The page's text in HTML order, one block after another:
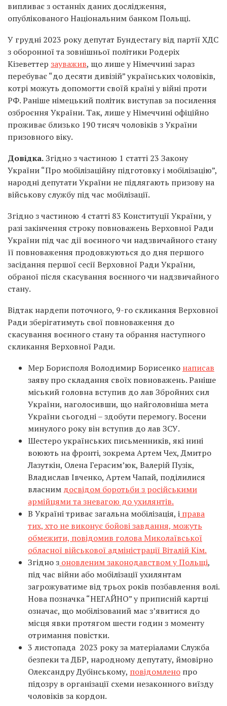
випливає з останніх даних дослідження,
опублікованого Національним банком Польщі.
У грудні 2023 року депутат Бундестагу від партії ХДС
з оборонної та зовнішньої політики Родеріх
Кізеветтер зауважив, що лише у Німеччині зараз
перебуває “до десяти дивізій” українських чоловіків,
котрі можуть допомогти своїй країні у війні проти
РФ. Раніше німецький політик виступав за посилення
озброєння України. Так, лише у Німеччині офіційно
проживає близько 190 тисяч чоловіків з України
призовного віку.
Довідка.Згідно з частиною 1 статті 23 Закону
України “Про мобілізаційну підготовку і мобілізацію”,
народні депутати України не підлягають призову на
військову службу під час мобілізації.
Згідно з частиною 4 статті 83 Конституції України, у
разі закінчення строку повноважень Верховної Ради
України під час дії воєнного чи надзвичайного стану
її повноваження продовжуються до дня першого
засідання першої сесії Верховної Ради України,
обраної після скасування воєнного чи надзвичайного
стану.
Відтак нардепи поточного, 9-го скликання Верховної
Ради зберігатимуть свої повноваження до
скасування воєнного стану та обрання наступного
скликання Верховної Ради.
Мер Борисполя Володимир Борисенко написав
заяву про складання своїх повноважень. Раніше
міський головна вступив до лав Збройних сил
України, наголосивши, що найголовніша мета
України сьогодні – здобути перемогу. Восени
минулого року він вступив до лав ЗСУ.
Шестеро українських письменників, які нині
воюють на фронті, зокрема Артем Чех, Дмитро
Лазуткін, Олена Герасим’юк, Валерій Пузік,
Владислав Івченко, Артем Чапай, поділилися
власним досвідом боротьби з російськими
армійцями та зневагою до ухилянтів.
В Україні триває загальна мобілізація, і права
тих, хто не виконує бойові завдання, можуть
обмежити, повідомив голова Миколаївської
обласної військової адміністрації Віталій Кім.
Згідно з оновленим законодавством у Польщі,
під час війни або мобілізації ухилянтам
загрожуватиме від трьох років позбавлення волі.
Нова позначка “НЕГАЙНО” у приписній картці
означає, що мобілізований має з’явитися до
місця явки протягом шести годин з моменту
отримання повістки.
3 листопада 2023 року за матеріалами Служба
безпеки та ДБР, народному депутату, ймовірно
Олександру Дубінському, повідомлено про
підозру в організації схеми незаконного виїзду
чоловіків за кордон.